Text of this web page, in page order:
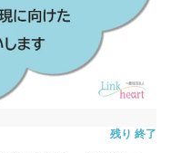
残り 終了